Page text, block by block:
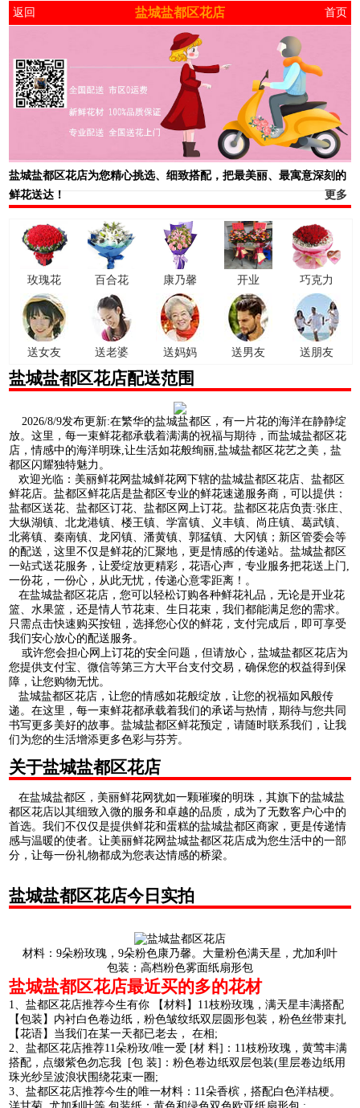
返回 盐城盐都区花店 首页
盐城盐都区花店为您精心挑选、细致搭配，把最美丽、最寓意深刻的
鲜花送达！
更多
玫瑰花 百合花 康乃馨 开业 巧克力
送女友 送老婆 送妈妈 送男友 送朋友
盐城盐都区花店配送范围
2026/8/9发布更新:在繁华的盐城盐都区，有一片花的海洋在静静绽
放。这里，每一束鲜花都承载着满满的祝福与期待，而盐城盐都区花
店，情感中的海洋明珠,让生活如花般绚丽,盐城盐都区花艺之美，盐
都区闪耀独特魅力。
欢迎光临：美丽鲜花网盐城鲜花网下辖的盐城盐都区花店、盐都区
鲜花店。盐都区鲜花店是盐都区专业的鲜花速递服务商，可以提供：
盐都区送花、盐都区订花、盐都区网上订花。盐都区花店负责:张庄、
大纵湖镇、北龙港镇、楼王镇、学富镇、义丰镇、尚庄镇、葛武镇、
北蒋镇、秦南镇、龙冈镇、潘黄镇、郭猛镇、大冈镇；新区管委会等
的配送，这里不仅是鲜花的汇聚地，更是情感的传递站。盐城盐都区
一站式送花服务，让爱绽放更精彩，花语心声，专业服务把花送上门,
一份花，一份心，从此无忧，传递心意零距离！。
在盐城盐都区花店，您可以轻松订购各种鲜花礼品，无论是开业花
篮、水果篮，还是情人节花束、生日花束，我们都能满足您的需求。
只需点击快速购买按钮，选择您心仪的鲜花，支付完成后，即可享受
我们安心放心的配送服务。
或许您会担心网上订花的安全问题，但请放心，盐城盐都区花店为
您提供支付宝、微信等第三方大平台支付交易，确保您的权益得到保
障，让您购物无忧。
盐城盐都区花店，让您的情感如花般绽放，让您的祝福如风般传
递。在这里，每一束鲜花都承载着我们的承诺与热情，期待与您共同
书写更多美好的故事。盐城盐都区鲜花预定，请随时联系我们，让我
们为您的生活增添更多色彩与芬芳。
关于盐城盐都区花店
在盐城盐都区，美丽鲜花网犹如一颗璀璨的明珠，其旗下的盐城盐
都区花店以其细致入微的服务和卓越的品质，成为了无数客户心中的
首选。我们不仅仅是提供鲜花和蛋糕的盐城盐都区商家，更是传递情
感与温暖的使者。让美丽鲜花网盐城盐都区花店成为您生活中的一部
分，让每一份礼物都成为您表达情感的桥梁。
盐城盐都区花店今日实拍
材料：9朵粉玫瑰，9朵粉色康乃馨。大量粉色满天星，尤加利叶
包装：高档粉色雾面纸扇形包
盐城盐都区花店最近买的多的花材
1、盐都区花店推荐今生有你 【材料】11枝粉玫瑰，满天星丰满搭配
【包装】内衬白色卷边纸，粉色皱纹纸双层圆形包装，粉色丝带束扎
【花语】当我们在某一天都已老去， 在相;
2、盐都区花店推荐11朵粉玫/唯一爱 [材 料]：11枝粉玫瑰，黄莺丰满
搭配，点缀紫色勿忘我 [包 装]：粉色卷边纸双层包装(里层卷边纸用
珠光纱呈波浪状围绕花束一圈;
3、盐都区花店推荐今生的唯一材料：11朵香槟，搭配白色洋桔梗。